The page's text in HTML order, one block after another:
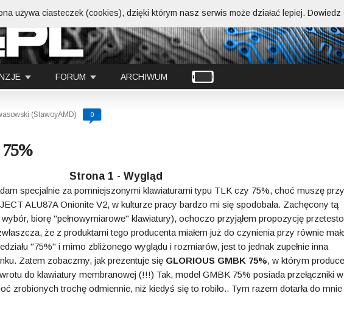
FORUM ARCHIWUM
(SlawoyAMD) 0
Strona 1 - Wygląd
specjalnie za pomniejszonymi klawiaturami typu TLK czy 75%, choć muszę
ALU87A Onionite V2, w kulturze pracy bardzo mi się spodobała. Zachęcony tą
biorę "pełnowymiarowe" klawiatury), ochoczo przyjąłem propozycję
że z produktami tego producenta miałem już do czynienia przy równie
"75%" i mimo zbliżonego wyglądu i rozmiarów, jest to jednak zupełnie inna
Zatem zobaczmy, jak prezentuje się GLORIOUS GMBK 75%, w którym
do klawiatury membranowej (!!!) Tak, model GMBK 75% posiada przełączniki w
zrobionych trochę odmiennie, niż kiedyś się to robiło.. Tym razem dotarła do
używa ciasteczek (cookies), dzięki którym nasz serwis może działać lepiej. Dowiedz